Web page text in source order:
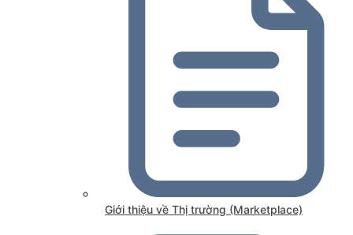
Giới thiệu về Thị trường (Marketplace)